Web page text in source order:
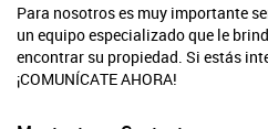
Para nosotros es muy importante
un equipo especializado que le
encontrar su propiedad. Si estás
¡COMUNÍCATE AHORA!